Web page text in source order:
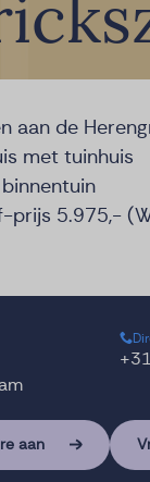
aan de
met tuinhuis
prijs 5.975,-
aan